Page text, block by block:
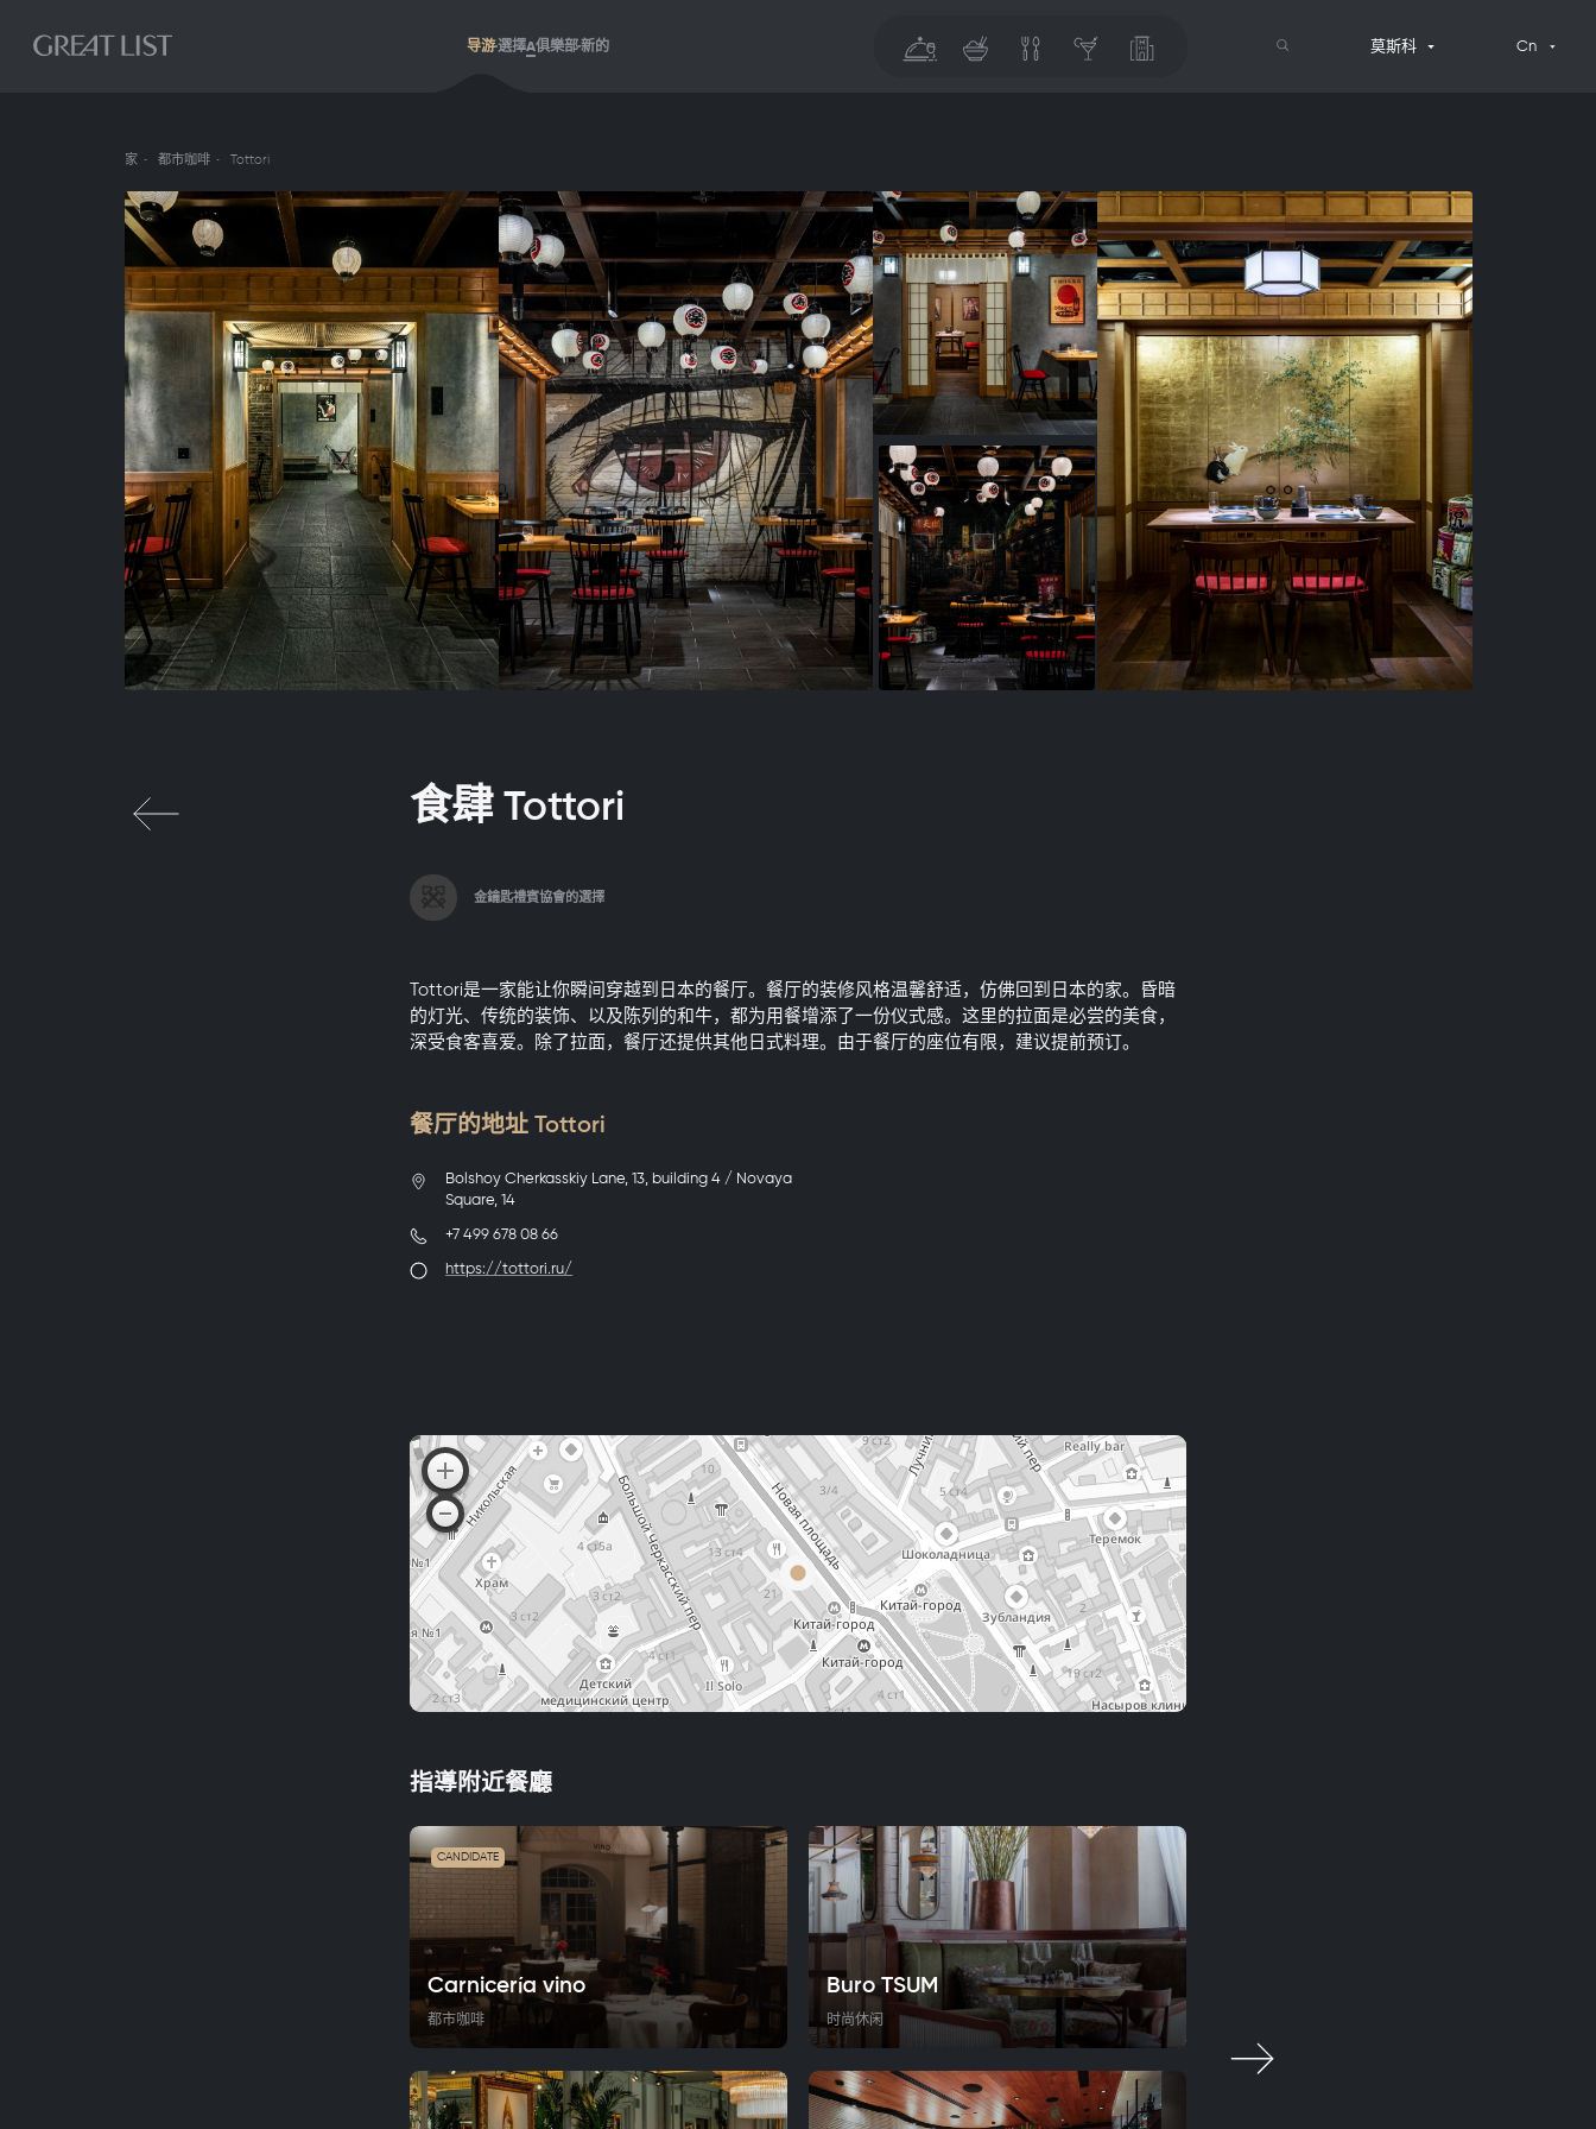
导游選擇A俱樂部新的 莫斯科 Cn
家 都市咖啡 Tottori
食肆 Tottori
金鑰匙禮賓協會的選擇
Tottori是一家能让你瞬间穿越到日本的餐厅。餐厅的装修风格温馨舒适，仿佛回到日本的家。昏暗
的灯光、传统的装饰、以及陈列的和牛，都为用餐增添了一份仪式感。这里的拉面是必尝的美食，
深受食客喜爱。除了拉面，餐厅还提供其他日式料理。由于餐厅的座位有限，建议提前预订。
餐厅的地址 Tottori
Bolshoy Cherkasskiy Lane, 13, building 4 / Novaya
Square, 14
+7 499 678 08 66
https://tottori.ru/
指導附近餐廳
CANDIDATE
Carnicería vino
都市咖啡
Buro TSUM
时尚休闲